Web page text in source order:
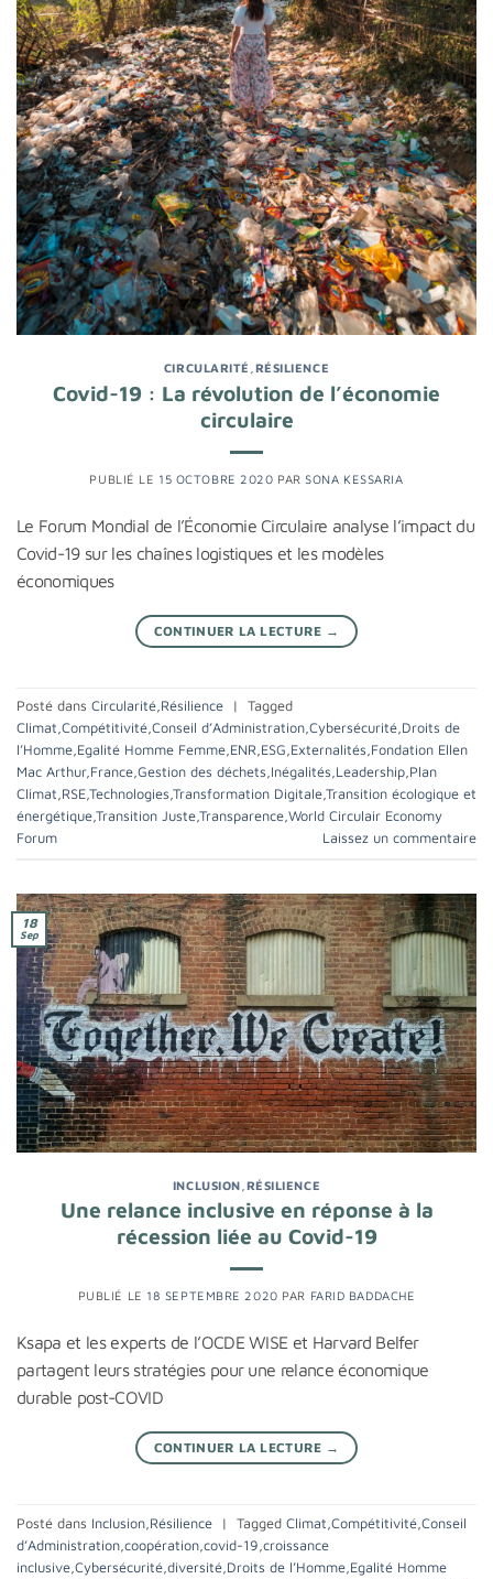
CIRCULARITÉ RÉSILIENCE
Covid-19 : La révolution de l’économie
circulaire
PUBLIÉ LE 15 OCTOBRE 2020 PAR SONA KESSARIA
Le Forum Mondial de l’Économie Circulaire analyse l’impact du
Covid-19 sur les chaînes logistiques et les modèles
économiques
CONTINUER LA LECTURE →
Posté dans Circularité,Résilience |
Tagged
Climat,Compétitivité,Conseil d’Administration,Cybersécurité,Droits de
l’Homme,Egalité Homme Femme,ENR,ESG,Externalités,Fondation Ellen
Mac Arthur,France,Gestion des déchets,Inégalités,Leadership,Plan
Climat,RSE,Technologies,Transformation Digitale,Transition écologique et
énergétique,Transition Juste,Transparence,World Circulair Economy
Forum
Laissez un commentaire
18
Sep
INCLUSION RÉSILIENCE
Une relance inclusive en réponse à la
récession liée au Covid-19
PUBLIÉ LE 18 SEPTEMBRE 2020 PAR FARID BADDACHE
Ksapa et les experts de l’OCDE WISE et Harvard Belfer
partagent leurs stratégies pour une relance économique
durable post-COVID
CONTINUER LA LECTURE →
Posté dans Inclusion Résilience | Tagged Climat Compétitivité Conseil
d’Administration coopération covid-19 croissance
inclusive Cybersécurité diversité Droits de l’Homme Egalité Homme